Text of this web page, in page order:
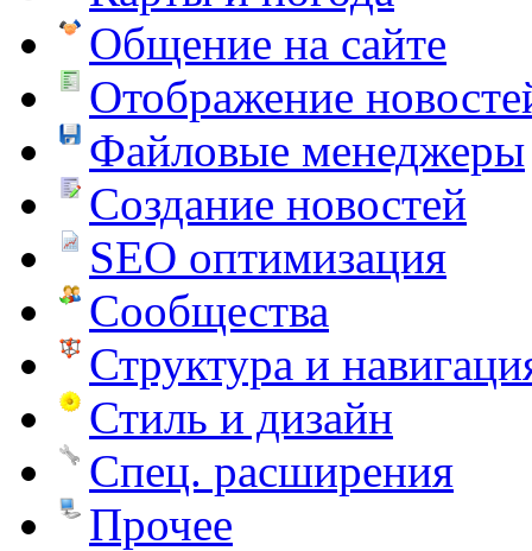
Общение на сайте
Отображение
Файловые менеджеры
Создание новостей
SEO оптимизация
Сообщества
Структура и
Стиль и дизайн
Спец. расширения
Прочее